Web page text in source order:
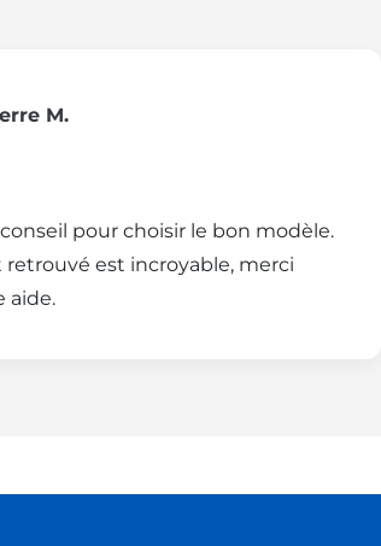
M.
pour choisir le bon modèle.
retrouvé est incroyable, merci
aide.